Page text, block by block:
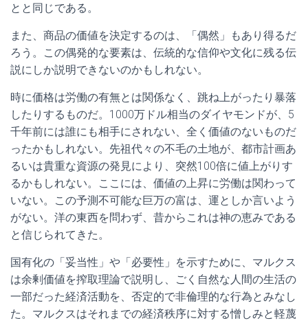
とと同じである。
また、商品の価値を決定するのは、「偶然」もあり得るだ
ろう。この偶発的な要素は、伝統的な信仰や文化に残る伝
説にしか説明できないのかもしれない。
時に価格は労働の有無とは関係なく、跳ね上がったり暴落
したりするものだ。1000万ドル相当のダイヤモンドが、5
千年前には誰にも相手にされない、全く価値のないものだ
ったかもしれない。先祖代々の不毛の土地が、都市計画あ
るいは貴重な資源の発見により、突然100倍に値上がりす
るかもしれない。ここには、価値の上昇に労働は関わって
いない。この予測不可能な巨万の富は、運としか言いよう
がない。洋の東西を問わず、昔からこれは神の恵みである
と信じられてきた。
国有化の「妥当性」や「必要性」を示すために、マルクス
は余剰価値を搾取理論で説明し、ごく自然な人間の生活の
一部だった経済活動を、否定的で非倫理的な行為とみなし
た。マルクスはそれまでの経済秩序に対する憎しみと軽蔑